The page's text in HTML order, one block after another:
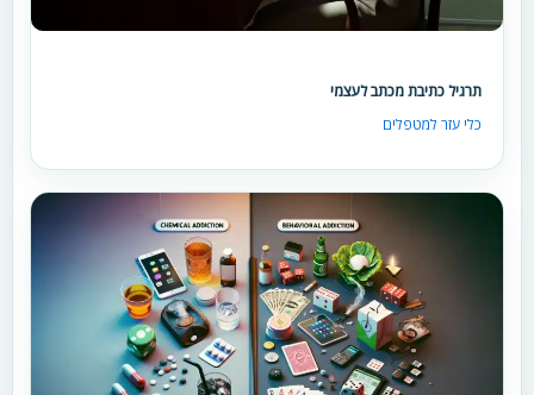
תרגיל כתיבת מכתב לעצמי
כלי עזר למטפלים